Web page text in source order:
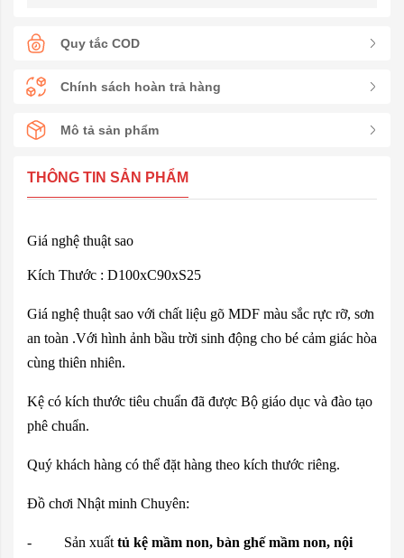
Quy tắc COD
Chính sách hoàn trả hàng
Mô tả sản phẩm
THÔNG TIN SẢN PHẨM
Giá nghệ thuật sao
Kích Thước : D100xC90xS25
Giá nghệ thuật sao với chất liệu gõ MDF màu sắc rực rỡ, sơn
an toàn .Với hình ảnh bầu trời sinh động cho bé cảm giác hòa
cùng thiên nhiên.
Kệ có kích thước tiêu chuẩn đã được Bộ giáo dục và đào tạo
phê chuẩn.
Quý khách hàng có thể đặt hàng theo kích thước riêng.
Đồ chơi Nhật minh Chuyên:
- Sản xuất tủ kệ mầm non, bàn ghế mầm non, nội